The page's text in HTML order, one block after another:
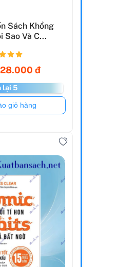
Sách Khổng
Sao Và C...
đ
lại 5
hàng
giỏ hàng